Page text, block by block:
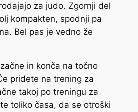
za judo. Zgornji del
kompakten, spodnji pa
Bel pas je vedno že
in konča na točno
pridete na trening za
takoj po treningu za
toliko časa, da se otroški